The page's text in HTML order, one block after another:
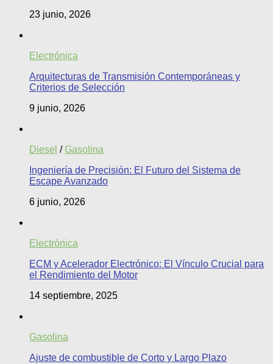
23 junio, 2026
Electrónica
Arquitecturas de Transmisión Contemporáneas y
Criterios de Selección
9 junio, 2026
Diesel / Gasolina
Ingeniería de Precisión: El Futuro del Sistema de
Escape Avanzado
6 junio, 2026
Electrónica
ECM y Acelerador Electrónico: El Vínculo Crucial para
el Rendimiento del Motor
14 septiembre, 2025
Gasolina
Ajuste de combustible de Corto y Largo Plazo